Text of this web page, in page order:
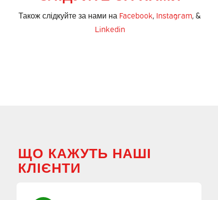
Також слідкуйте за нами на Facebook, Instagram, &
Linkedin
ЩО КАЖУТЬ НАШІ
КЛІЄНТИ